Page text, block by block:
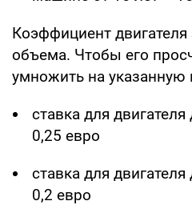
Коэффициент двигателя
объема. Чтобы его
умножить на указанную
ставка для
0,25 евро
ставка для
0,2 евро